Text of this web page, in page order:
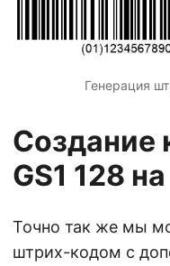
Генерация
Создание
GS1 128
Точно так же мы
штрих-кодом с